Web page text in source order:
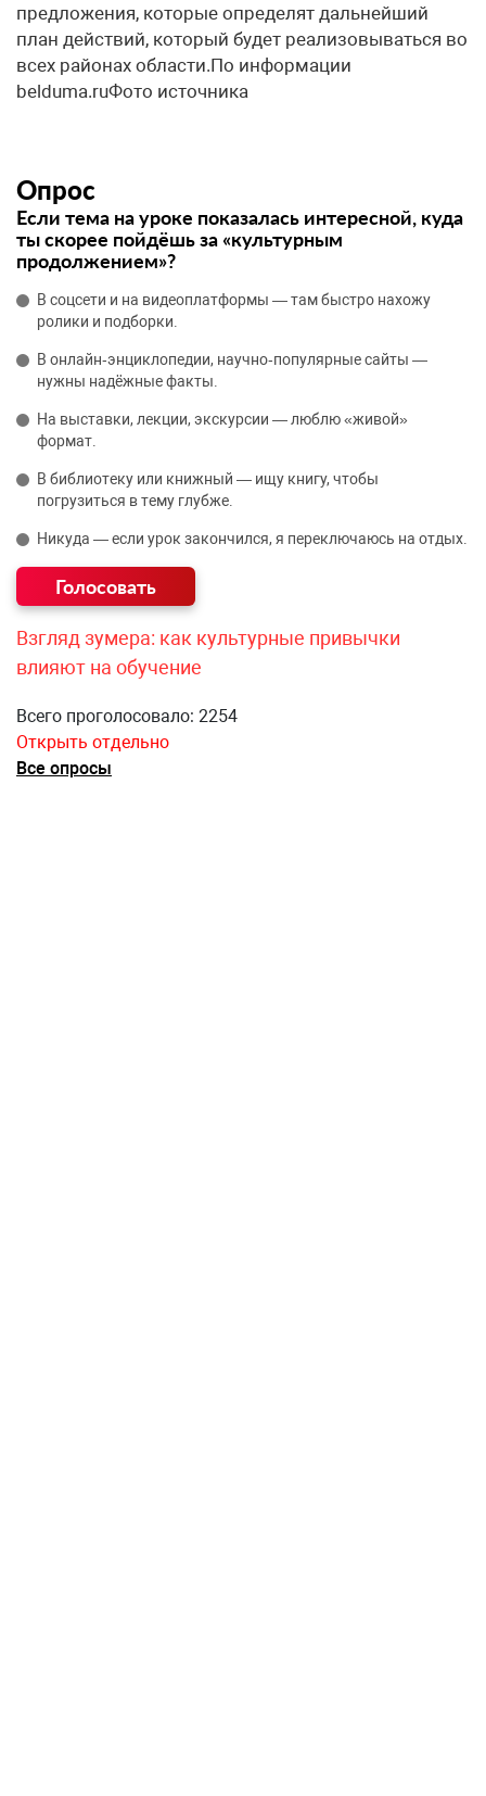
предложения, которые определят дальнейший
план действий, который будет реализовываться во
всех районах области.По информации
belduma.ruФото источника
Опрос
Если тема на уроке показалась интересной, куда
ты скорее пойдёшь за «культурным
продолжением»?
В соцсети и на видеоплатформы — там быстро нахожу
ролики и подборки.
В онлайн‑энциклопедии, научно‑популярные сайты —
нужны надёжные факты.
На выставки, лекции, экскурсии — люблю «живой»
формат.
В библиотеку или книжный — ищу книгу, чтобы
погрузиться в тему глубже.
Никуда — если урок закончился, я переключаюсь на отдых.
Взгляд зумера: как культурные привычки
влияют на обучение
Всего проголосовало: 2254
Открыть отдельно
Все опросы